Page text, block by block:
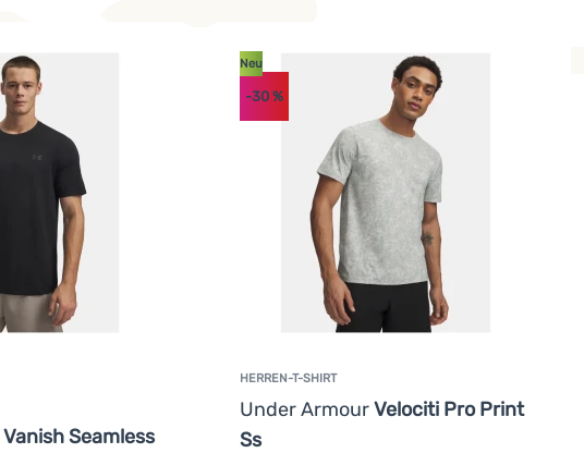
Vanish Seamless
HERREN-T-SHIRT
Under ArmourVelociti Pro Print
Ss
Neu
-30 %